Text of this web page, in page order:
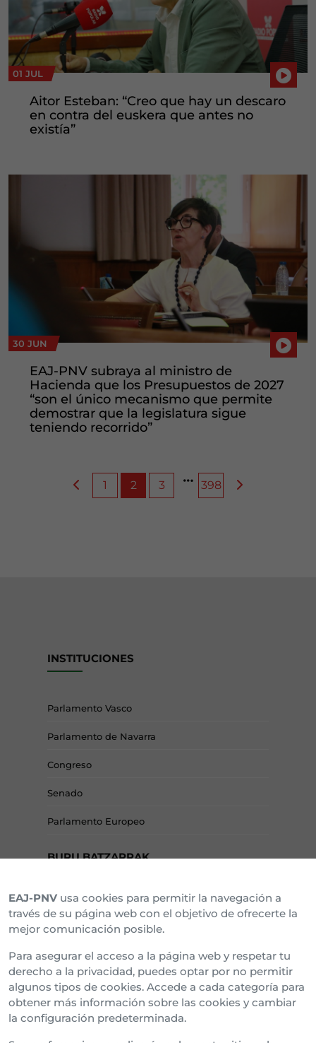
01 JUL
Aitor Esteban: “Creo que hay un descaro
en contra del euskera que antes no
existía”
30 JUN
EAJ-PNV subraya al ministro de
Hacienda que los Presupuestos de 2027
“son el único mecanismo que permite
demostrar que la legislatura sigue
teniendo recorrido”
1 2 3 398
INSTITUCIONES
Parlamento Vasco
Parlamento de Navarra
Congreso
Senado
Parlamento Europeo
BURU BATZARRAK
Araba Buru Batzar
Bizkai Buru Batzar
Gipuzko Buru Batzar
Ipar Buru Batzar
Napar Buru Batzar
EAJ-PNV usa cookies para permitir la navegación a
través de su página web con el objetivo de ofrecerte la
mejor comunicación posible.
Para asegurar el acceso a la página web y respetar tu
derecho a la privacidad, puedes optar por no permitir
algunos tipos de cookies. Accede a cada categoría para
obtener más información sobre las cookies y cambiar
la configuración predeterminada.